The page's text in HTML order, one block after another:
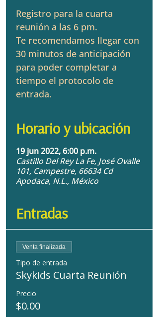
Registro para la cuarta
reunión a las 6 pm.
Te recomendamos llegar con
30 minutos de anticipación
para poder completar a
tiempo el protocolo de
entrada.
Horario y ubicación
19 jun 2022, 6:00 p.m.
Castillo Del Rey La Fe, José Ovalle
101, Campestre, 66634 Cd
Apodaca, N.L., México
Entradas
Venta finalizada
Tipo de entrada
Skykids Cuarta Reunión
Precio
$0.00